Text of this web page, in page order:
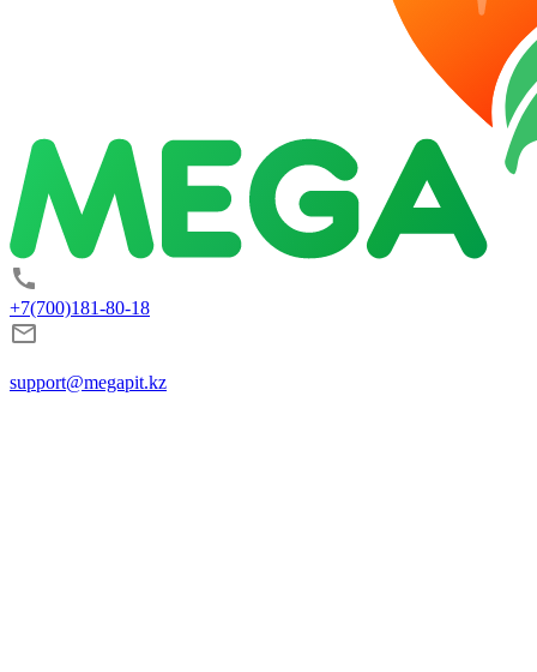
+7(700)181-80-18
support@megapit.kz